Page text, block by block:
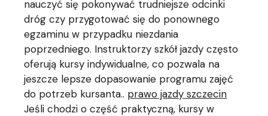
nauczyć się pokonywać trudniejsze odcinki
dróg czy przygotować się do ponownego
egzaminu w przypadku niezdania
poprzedniego. Instruktorzy szkół jazdy często
oferują kursy indywidualne, co pozwala na
jeszcze lepsze dopasowanie programu zajęć
do potrzeb kursanta.. prawo jazdy szczecin
Jeśli chodzi o część praktyczną, kursy w